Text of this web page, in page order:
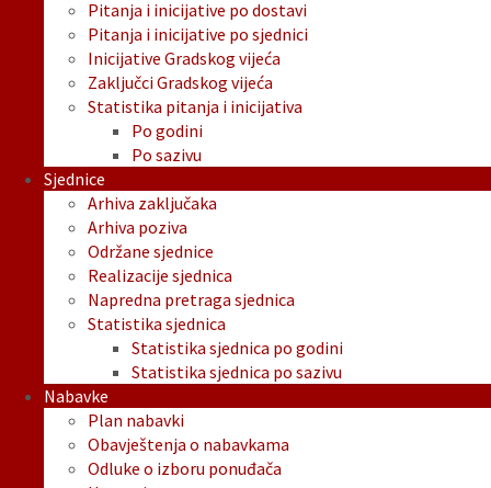
Pitanja i inicijative po dostavi
Pitanja i inicijative po sjednici
Inicijative Gradskog vijeća
Zaključci Gradskog vijeća
Statistika pitanja i inicijativa
Po godini
Po sazivu
Sjednice
Arhiva zaključaka
Arhiva poziva
Održane sjednice
Realizacije sjednica
Napredna pretraga sjednica
Statistika sjednica
Statistika sjednica po godini
Statistika sjednica po sazivu
Nabavke
Plan nabavki
Obavještenja o nabavkama
Odluke o izboru ponuđača